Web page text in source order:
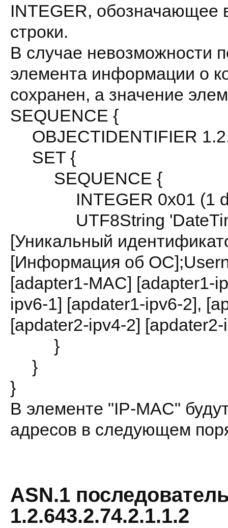
INTEGER, обозначающее
строки.
В случае невозможности
элемента информации о
сохранен, а значение
SEQUENCE {
OBJECTIDENTIFIER
SET {
SEQUENCE {
INTEGER 0x01 (1
UTF8String
[Уникальный
[Информация об
[adapter1-MAC] [adapter1-
ipv6-1] [apdater1-ipv6-2],
[apdater2-ipv4-2]
}
}
}
В элементе "IP-MAC"
адресов в следующем
ASN.1
1.2.643.2.74.2.1.1.2